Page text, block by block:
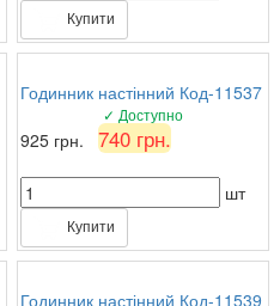
Купити
Годинник настінний Код-11537
✓ Доступно
925 грн. 740 грн.
шт
Купити
Годинник настінний Код-11539